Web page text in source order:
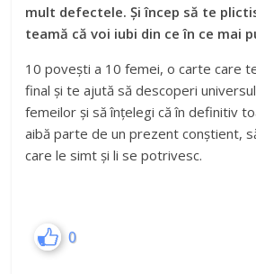
mult defectele. Și încep să te
teamă că voi iubi din ce în ce mai
10 povești a 10 femei, o carte care
final și te ajută să descoperi
femeilor și să înțelegi că în definitiv
aibă parte de un prezent conștient,
care le simt și li se potrivesc.
0